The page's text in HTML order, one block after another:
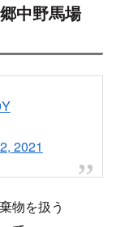
中野馬場
2021
物を扱う